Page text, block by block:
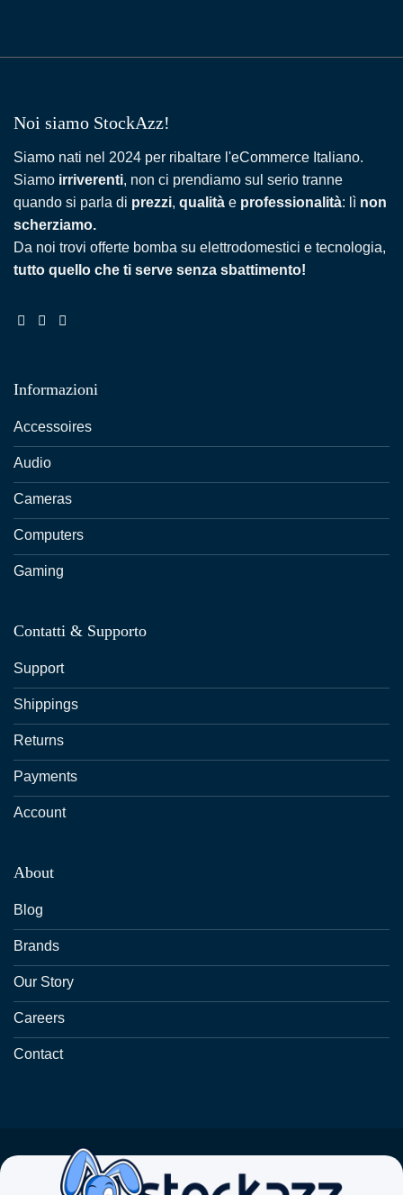
Noi siamo StockAzz!
Siamo nati nel 2024 per ribaltare l'eCommerce Italiano.
Siamo irriverenti, non ci prendiamo sul serio tranne
quando si parla di prezzi, qualità e professionalità: lì non
scherziamo.
Da noi trovi offerte bomba su elettrodomestici e tecnologia,
tutto quello che ti serve senza sbattimento!
Informazioni
Accessoires
Audio
Cameras
Computers
Gaming
Contatti & Supporto
Support
Shippings
Returns
Payments
Account
About
Blog
Brands
Our Story
Careers
Contact